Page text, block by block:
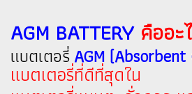
AGM BATTERYคืออะ
แบตเตอรี่AGM
แบตเตอรี่ที่ดีที่สุดใน